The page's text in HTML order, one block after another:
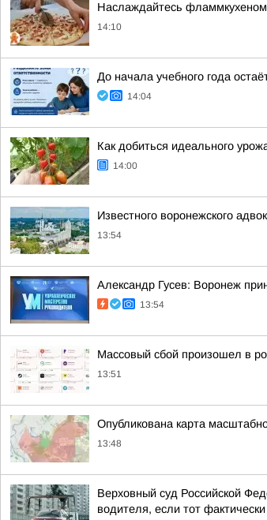
Наслаждайтесь
14:10
До начала учебного года
14:04
Как добиться идеального
14:00
Известного воронежского
13:54
Александр Гусев: Воронеж
13:54
Массовый сбой произошел в
13:51
Опубликована карта
13:48
Верховный суд Российской
водителя, если тот